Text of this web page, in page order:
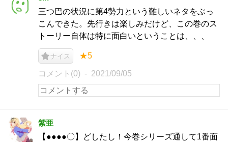
三つ巴の状況に第4勢力という難しいネタをぶっ
こんできた。先行きは楽しみだけど、この巻のス
トーリー自体は特に面白いということは、、、
ナイス ★5
コメント(0) 2021/09/05
紫亜
【●●●●〇】どしたし！今巻シリーズ通して1番面